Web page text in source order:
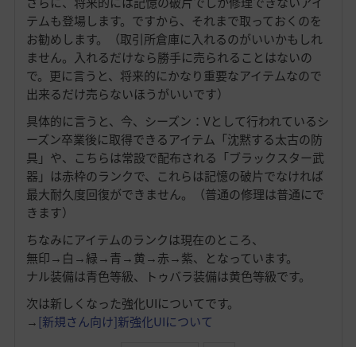
テムも登場します。ですから、それまで取っておくのを
お勧めします。（取引所倉庫に入れるのがいいかもしれ
ません。入れるだけなら勝手に売られることはないの
で。更に言うと、将来的にかなり重要なアイテムなので
出来るだけ売らないほうがいいです）
具体的に言うと、今、シーズン：Vとして行われているシ
ーズン卒業後に取得できるアイテム「沈黙する太古の防
具」や、こちらは常設で配布される「ブラックスター武
器」は赤枠のランクで、これらは記憶の破片でなければ
最大耐久度回復ができません。（普通の修理は普通にで
きます）
ちなみにアイテムのランクは現在のところ、
無印→白→緑→青→黄→赤→紫、となっています。
ナル装備は青色等級、トゥバラ装備は黄色等級です。
次は新しくなった強化UIについてです。
→[新規さん向け]新強化UIについて